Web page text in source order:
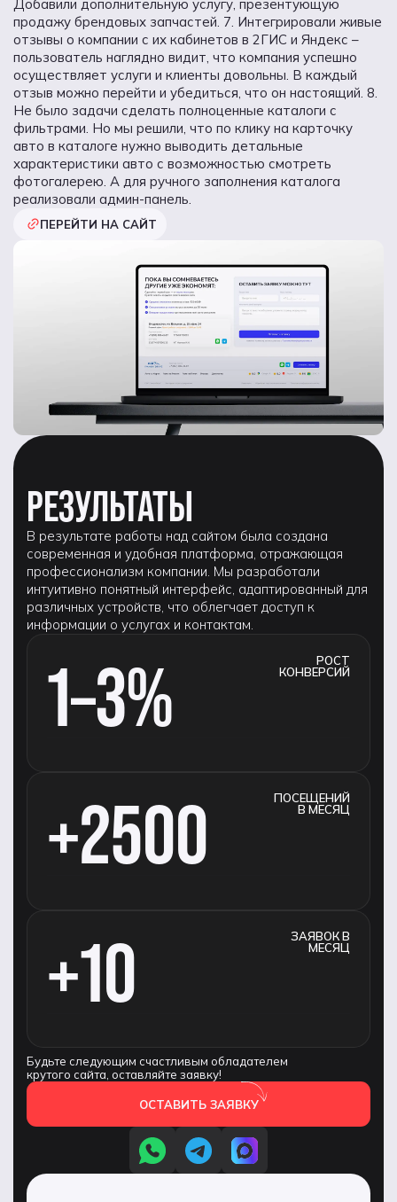
Добавили дополнительную услугу, презентующую
продажу брендовых запчастей. 7. Интегрировали живые
отзывы о компании с их кабинетов в 2ГИС и Яндекс –
пользователь наглядно видит, что компания успешно
осуществляет услуги и клиенты довольны. В каждый
отзыв можно перейти и убедиться, что он настоящий. 8.
Не было задачи сделать полноценные каталоги с
фильтрами. Но мы решили, что по клику на карточку
авто в каталоге нужно выводить детальные
характеристики авто с возможностью смотреть
фотогалерею. А для ручного заполнения каталога
реализовали админ-панель.
ПЕРЕЙТИ НА САЙТ
РЕЗУЛЬТАТЫ
В результате работы над сайтом была создана
современная и удобная платформа, отражающая
профессионализм компании. Мы разработали
интуитивно понятный интерфейс, адаптированный для
различных устройств, что облегчает доступ к
информации о услугах и контактам.
1–3%
РОСТ
КОНВЕРСИЙ
+2500
ПОСЕЩЕНИЙ
В МЕСЯЦ
+10
ЗАЯВОК В
МЕСЯЦ
Будьте следующим счастливым обладателем
крутого сайта, оставляйте заявку!
ОСТАВИТЬ ЗАЯВКУ